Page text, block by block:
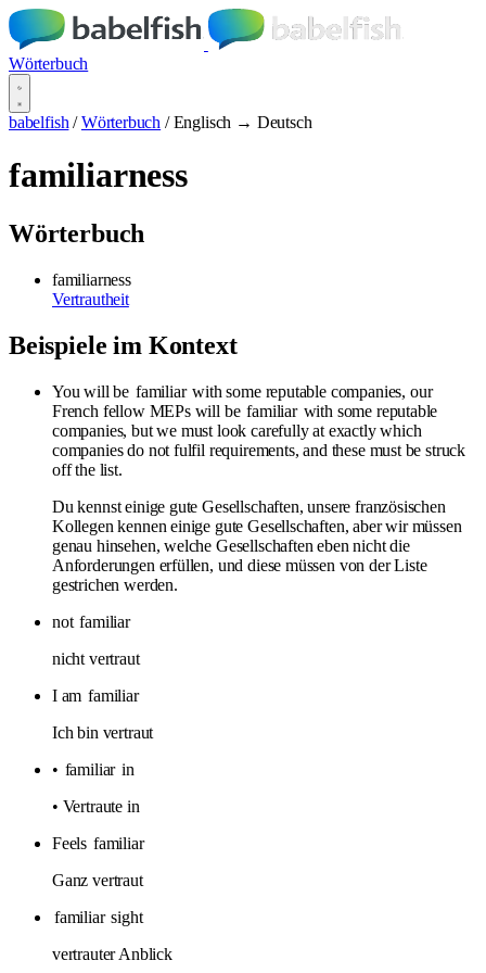
Wörterbuch
babelfish / Wörterbuch / Englisch → Deutsch
familiarness
Wörterbuch
familiarness
Vertrautheit
Beispiele im Kontext
You will be familiar with some reputable companies, our
French fellow MEPs will be familiar with some reputable
companies, but we must look carefully at exactly which
companies do not fulfil requirements, and these must be struck
off the list.
Du kennst einige gute Gesellschaften, unsere französischen
Kollegen kennen einige gute Gesellschaften, aber wir müssen
genau hinsehen, welche Gesellschaften eben nicht die
Anforderungen erfüllen, und diese müssen von der Liste
gestrichen werden.
not familiar
nicht vertraut
I am familiar
Ich bin vertraut
• familiar in
• Vertraute in
Feels familiar
Ganz vertraut
familiar sight
vertrauter Anblick